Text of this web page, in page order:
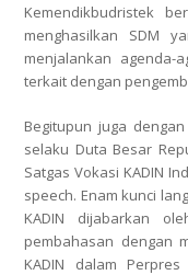
Kemendikbudristek
menghasilkan SDM
menjalankan agenda-
terkait dengan
Begitupun juga
selaku Duta Besar
Satgas Vokasi KADIN
speech. Enam kunci
KADIN dijabarkan
pembahasan dengan
KADIN dalam